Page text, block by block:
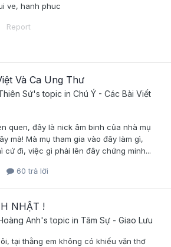
ve, hanh phuc
Report
Và Ca Ung Thư
Sứ's topic in Chú Ý - Các Bài Viết
quen, đây là nick âm binh của nhà mụ
mà! Mà mụ tham gia vào đây làm gì,
cứ đi, việc gì phải lên đây chứng minh...
60 trả lời
NHẬT !
Anh's topic in Tâm Sự - Giao Lưu
tại thằng em không có khiếu văn thơ